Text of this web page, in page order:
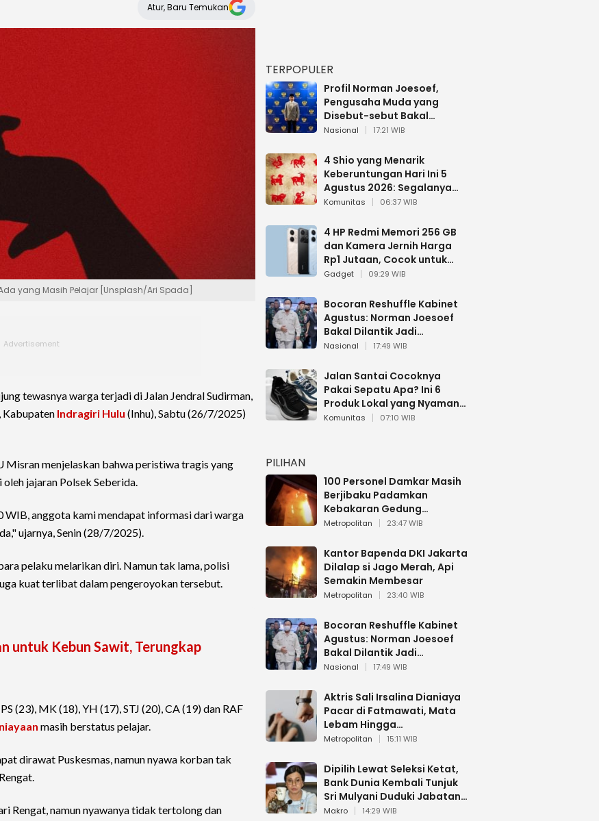
Atur, Baru Temukan
yang Masih Pelajar [Unsplash/Ari Spada]
tewasnya warga terjadi di Jalan Jendral Sudirman,
Kabupaten Indragiri Hulu (Inhu), Sabtu (26/7/2025)
Misran menjelaskan bahwa peristiwa tragis yang
jajaran Polsek Seberida.
WIB, anggota kami mendapat informasi dari warga
ujarnya, Senin (28/7/2025).
pelaku melarikan diri. Namun tak lama, polisi
kuat terlibat dalam pengeroyokan tersebut.
untuk Kebun Sawit, Terungkap
(23), MK (18), YH (17), STJ (20), CA (19) dan RAF
masih berstatus pelajar.
dirawat Puskesmas, namun nyawa korban tak
Rengat, namun nyawanya tidak tertolong dan
TERPOPULER
Profil Norman Joesoef,
Pengusaha Muda yang
Disebut-sebut Bakal
Dilantik Jadi Wamenhan RI
Nasional 17:21 WIB
4 Shio yang Menarik
Keberuntungan Hari Ini 5
Agustus 2026: Segalanya
Berjalan Lancar
Komunitas 06:37 WIB
4 HP Redmi Memori 256 GB
dan Kamera Jernih Harga
Rp1 Jutaan, Cocok untuk
Multitasking
Gadget 09:29 WIB
Bocoran Reshuffle Kabinet
Agustus: Norman Joesoef
Bakal Dilantik Jadi
Wamenhan RI
Nasional 17:49 WIB
Jalan Santai Cocoknya
Pakai Sepatu Apa? Ini 6
Produk Lokal yang Nyaman
Buat 17 Agustusan
Komunitas 07:10 WIB
PILIHAN
100 Personel Damkar Masih
Berjibaku Padamkan
Kebakaran Gedung
Bapenda DKI
Metropolitan 23:47 WIB
Kantor Bapenda DKI Jakarta
Dilalap si Jago Merah, Api
Semakin Membesar
Metropolitan 23:40 WIB
Bocoran Reshuffle Kabinet
Agustus: Norman Joesoef
Bakal Dilantik Jadi
Wamenhan RI
Nasional 17:49 WIB
Aktris Sali Irsalina Dianiaya
Pacar di Fatmawati, Mata
Lebam Hingga
Diselamatkan Polantas
Metropolitan 15:11 WIB
Dipilih Lewat Seleksi Ketat,
Bank Dunia Kembali Tunjuk
Sri Mulyani Duduki Jabatan
Strategis
Makro 14:29 WIB